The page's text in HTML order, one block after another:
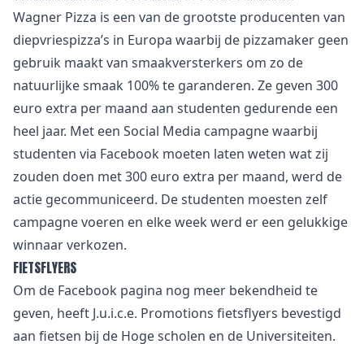
Wagner Pizza is een van de grootste producenten van
diepvriespizza’s in Europa waarbij de pizzamaker geen
gebruik maakt van smaakversterkers om zo de
natuurlijke smaak 100% te garanderen. Ze geven 300
euro extra per maand aan studenten gedurende een
heel jaar. Met een Social Media campagne waarbij
studenten via Facebook moeten laten weten wat zij
zouden doen met 300 euro extra per maand, werd de
actie gecommuniceerd. De studenten moesten zelf
campagne voeren en elke week werd er een gelukkige
winnaar verkozen.
FIETSFLYERS
Om de Facebook pagina nog meer bekendheid te
geven, heeft J.u.i.c.e. Promotions fietsflyers bevestigd
aan fietsen bij de Hoge scholen en de Universiteiten.